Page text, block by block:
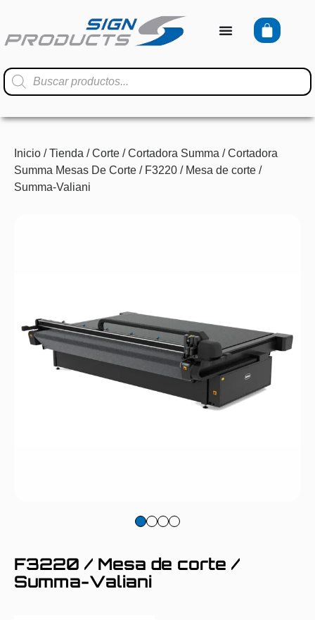
Inicio /Tienda /Corte /Cortadora Summa /Cortadora
Summa Mesas De Corte / F3220 / Mesa de corte /
Summa-Valiani
F3220 / Mesa de corte /
Summa-Valiani